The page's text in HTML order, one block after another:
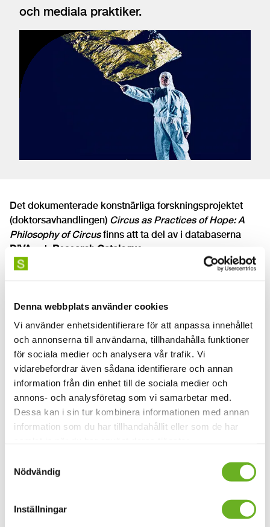
Denna webbplats använder cookies
Vi använder enhetsidentifierare för att anpassa innehållet
och annonserna till användarna, tillhandahålla funktioner
för sociala medier och analysera vår trafik. Vi
vidarebefordrar även sådana identifierare och annan
information från din enhet till de sociala medier och
annons- och analysföretag som vi samarbetar med.
Dessa kan i sin tur kombinera informationen med annan
information som du har tillhandahållit eller som de har
Nödvändig
Inställningar
och mediala praktiker.
Det dokumenterade konstnärliga forskningsprojektet
(doktorsavhandlingen) Circus as Practices of Hope: A
Philosophy of Circusfinns att ta del av i databaserna
DiVA
och Research Catalogue
Läs mer om projektet på vårengelska webbplatsen.